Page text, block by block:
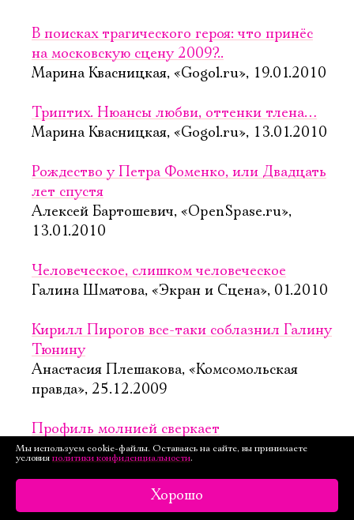
В поисках трагического героя: что принёс
на московскую сцену 2009?..
Марина Квасницкая, «Gogol.ru», 19.01.2010
Триптих. Нюансы любви, оттенки тлена…
Марина Квасницкая, «Gogol.ru», 13.01.2010
Рождество у Петра Фоменко, или Двадцать
лет спустя
Алексей Бартошевич, «OpenSpase.ru»,
13.01.2010
Человеческое, слишком человеческое
Галина Шматова, «Экран и Сцена», 01.2010
Кирилл Пирогов все-таки соблазнил Галину
Тюнину
Анастасия Плешакова, «Комсомольская
правда», 25.12.2009
Профиль молнией сверкает
Наталия Каминская, «Культура», 17.12.2009
Импровизаторы любовных песен
Марина Тимашева, «Радио Свобода»,
Мы используем cookie-файлы. Оставаясь на сайте, вы принимаете
условия политики конфиденциальности.
Хорошо